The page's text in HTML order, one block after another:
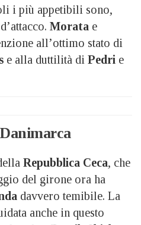
i più appetibili sono,
Morata e
all’ottimo stato di
e alla duttilità di Pedri e
Repubblica Ceca, che
del girone ora ha
davvero temibile. La
anche in questo